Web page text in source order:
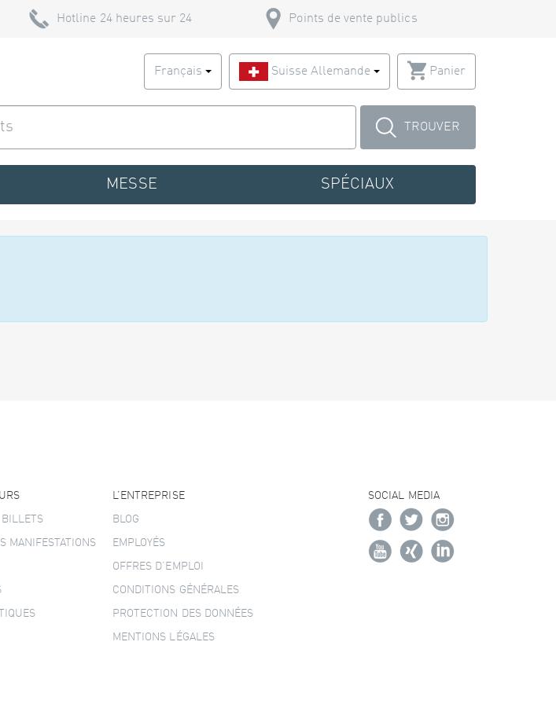
Hotline 24 heures sur 24 Points de vente publics
Français Suisse Allemande Panier
TROUVER
MESSE SPÉCIAUX
BILLETS
MANIFESTATIONS
L’ENTREPRISE
BLOG
EMPLOYÉS
OFFRES D’EMPLOI
CONDITIONS GÉNÉRALES
PROTECTION DES DONNÉES
MENTIONS LÉGALES
SOCIAL MEDIA